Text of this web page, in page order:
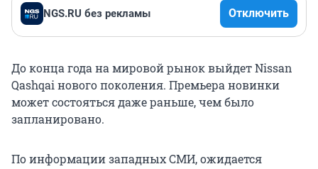
NGS.RU без рекламы Отключить
До конца года на мировой рынок выйдет Nissan
Qashqai нового поколения. Премьера новинки
может состояться даже раньше, чем было
запланировано.
По информации западных СМИ, ожидается